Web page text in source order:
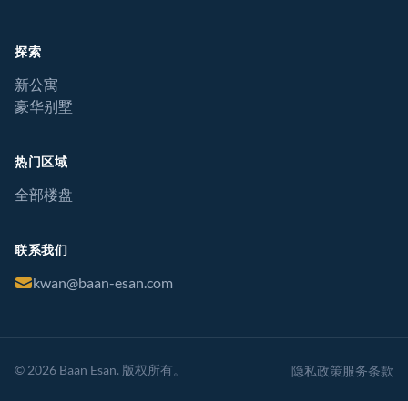
探索
新公寓
豪华别墅
热门区域
全部楼盘
联系我们
kwan@baan-esan.com
© 2026 Baan Esan. 版权所有。 隐私政策服务条款